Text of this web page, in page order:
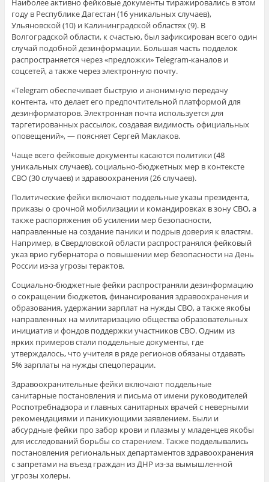
Наиболее активно фейковые документы тиражировались в этом
году в Республике Дагестан (16 уникальных случаев),
Ульяновской (10) и Калининградской областях (9). В
Волгоградской области, к счастью, был зафиксирован всего один
случай подобной дезинформации. Большая часть подделок
распространяется через «предложки» Telegram-каналов и
соцсетей, а также через электронную почту.
«Telegram обеспечивает быструю и анонимную передачу
контента, что делает его предпочтительной платформой для
дезинформаторов. Электронная почта используется для
таргетированных рассылок, создавая видимость официальных
оповещений», — поясняет Сергей Маклаков.
Чаще всего фейковые документы касаются политики (48
уникальных случаев), социально-бюджетных мер в контексте
СВО (30 случаев) и здравоохранения (26 случаев).
Политические фейки включают поддельные указы президента,
приказы о срочной мобилизации и командировках в зону СВО, а
также распоряжения об усилении мер безопасности,
направленные на создание паники и подрыв доверия к властям.
Например, в Свердловской области распространялся фейковый
указ врио губернатора о повышении мер безопасности на День
России из-за угрозы терактов.
Социально-бюджетные фейки распространяли дезинформацию
о сокращении бюджетов, финансирования здравоохранения и
образования, удержании зарплат на нужды СВО, а также якобы
направленных на милитаризацию общества образовательных
инициатив и фондов поддержки участников СВО. Одним из
ярких примеров стали поддельные документы, где
утверждалось, что учителя в ряде регионов обязаны отдавать
5% зарплаты на нужды спецоперации.
Здравоохранительные фейки включают поддельные
санитарные постановления и письма от имени руководителей
Роспотребнадзора и главных санитарных врачей с неверными
рекомендациями и паникующими заявлением. Были и
абсурдные фейки про забор крови и плазмы у младенцев якобы
для исследований борьбы со старением. Также подделывались
постановления региональных департаментов здравоохранения
с запретами на въезд граждан из ДНР из-за вымышленной
угрозы холеры.